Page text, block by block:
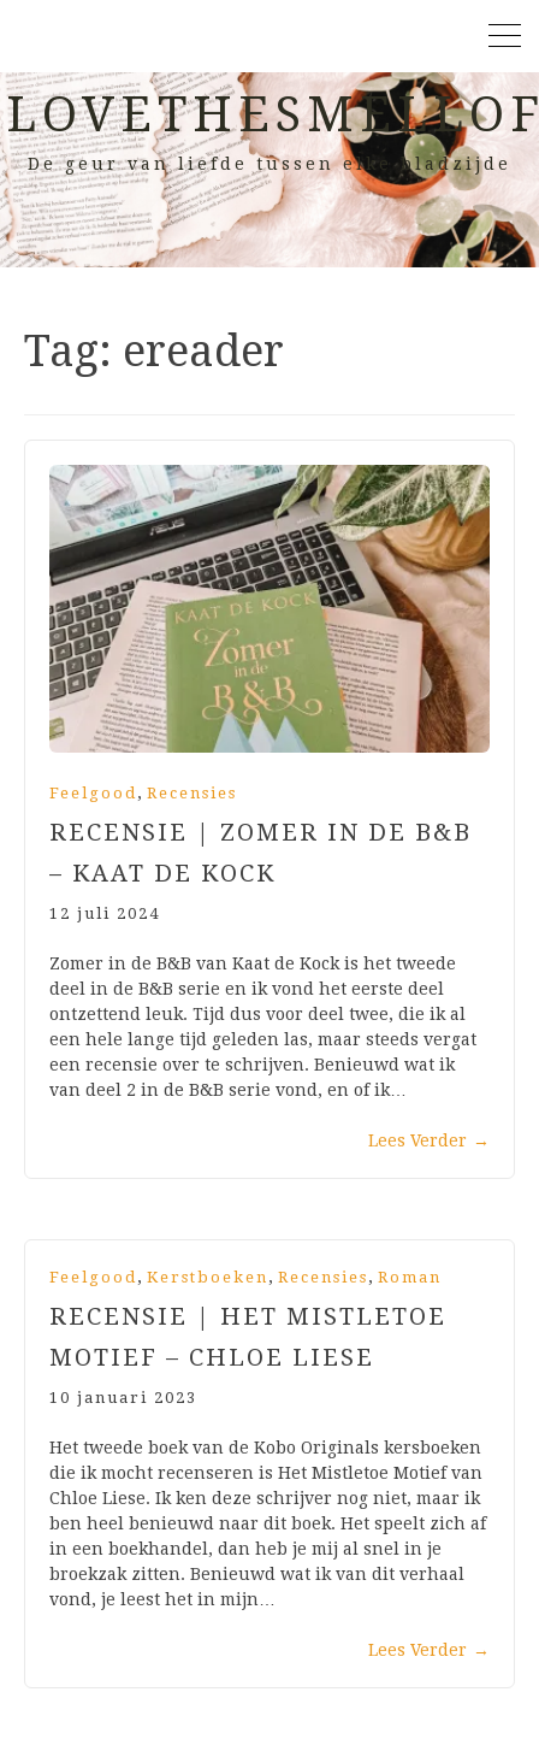
De geur van liefde tussen elke bladzijde
Tag: ereader
Feelgood , Recensies
RECENSIE | ZOMER IN DE B&B
– KAAT DE KOCK
12 juli 2024
Zomer in de B&B van Kaat de Kock is het tweede
deel in de B&B serie en ik vond het eerste deel
ontzettend leuk. Tijd dus voor deel twee, die ik al
een hele lange tijd geleden las, maar steeds vergat
een recensie over te schrijven. Benieuwd wat ik
van deel 2 in de B&B serie vond, en of ik…
Lees Verder →
Feelgood , Kerstboeken , Recensies , Roman
RECENSIE | HET MISTLETOE
MOTIEF – CHLOE LIESE
10 januari 2023
Het tweede boek van de Kobo Originals kersboeken
die ik mocht recenseren is Het Mistletoe Motief van
Chloe Liese. Ik ken deze schrijver nog niet, maar ik
ben heel benieuwd naar dit boek. Het speelt zich af
in een boekhandel, dan heb je mij al snel in je
broekzak zitten. Benieuwd wat ik van dit verhaal
vond, je leest het in mijn…
Lees Verder →